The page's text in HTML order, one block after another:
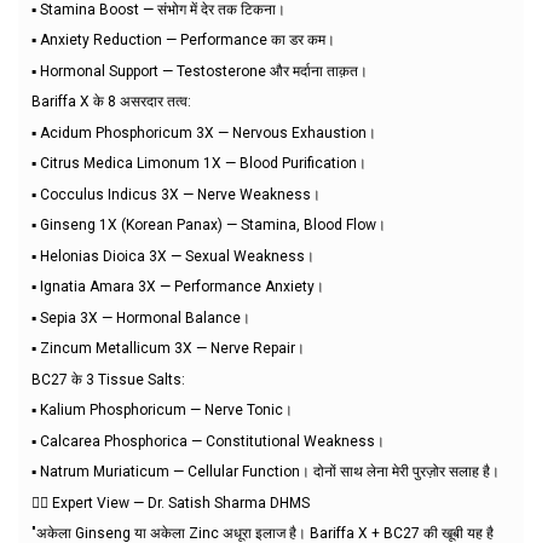
▪️ Stamina Boost — संभोग में देर तक टिकना।
▪️ Anxiety Reduction — Performance का डर कम।
▪️ Hormonal Support — Testosterone और मर्दाना ताक़त।
Bariffa X के 8 असरदार तत्व:
▪️ Acidum Phosphoricum 3X — Nervous Exhaustion।
▪️ Citrus Medica Limonum 1X — Blood Purification।
▪️ Cocculus Indicus 3X — Nerve Weakness।
▪️ Ginseng 1X (Korean Panax) — Stamina, Blood Flow।
▪️ Helonias Dioica 3X — Sexual Weakness।
▪️ Ignatia Amara 3X — Performance Anxiety।
▪️ Sepia 3X — Hormonal Balance।
▪️ Zincum Metallicum 3X — Nerve Repair।
BC27 के 3 Tissue Salts:
▪️ Kalium Phosphoricum — Nerve Tonic।
▪️ Calcarea Phosphorica — Constitutional Weakness।
▪️ Natrum Muriaticum — Cellular Function। दोनों साथ लेना मेरी पुरज़ोर सलाह है।
👨‍⚕️ Expert View — Dr. Satish Sharma DHMS
"अकेला Ginseng या अकेला Zinc अधूरा इलाज है। Bariffa X + BC27 की खूबी यह है